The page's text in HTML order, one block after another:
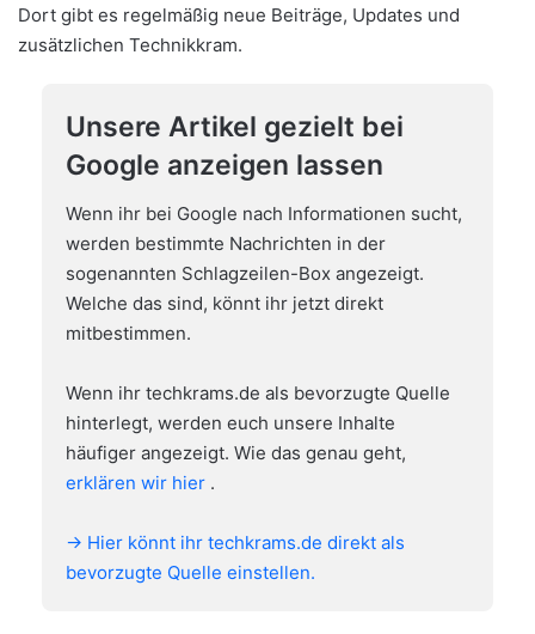
Dort gibt es regelmäßig neue Beiträge, Updates und
zusätzlichen Technikkram.
Unsere Artikel gezielt bei
Google anzeigen lassen
Wenn ihr bei Google nach Informationen sucht,
werden bestimmte Nachrichten in der
sogenannten Schlagzeilen-Box angezeigt.
Welche das sind, könnt ihr jetzt direkt
mitbestimmen.
Wenn ihr techkrams.de als bevorzugte Quelle
hinterlegt, werden euch unsere Inhalte
häufiger angezeigt. Wie das genau geht,
erklären wir hier .
→ Hier könnt ihr techkrams.de direkt als
bevorzugte Quelle einstellen.